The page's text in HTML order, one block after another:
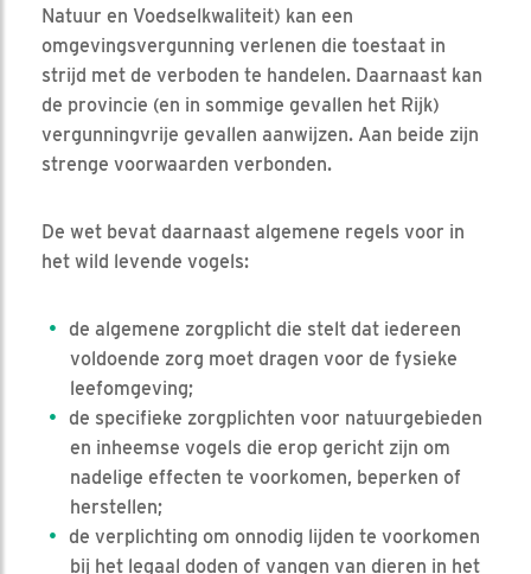
Natuur en Voedselkwaliteit) kan een
omgevingsvergunning verlenen die toestaat in
strijd met de verboden te handelen. Daarnaast kan
de provincie (en in sommige gevallen het Rijk)
vergunningvrije gevallen aanwijzen. Aan beide zijn
strenge voorwaarden verbonden.
De wet bevat daarnaast algemene regels voor in
het wild levende vogels:
de algemene zorgplicht die stelt dat iedereen
voldoende zorg moet dragen voor de fysieke
leefomgeving;
de specifieke zorgplichten voor natuurgebieden
en inheemse vogels die erop gericht zijn om
nadelige effecten te voorkomen, beperken of
herstellen;
de verplichting om onnodig lijden te voorkomen
bij het legaal doden of vangen van dieren in het